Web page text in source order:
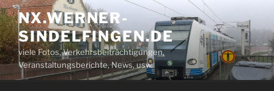
Zum
Inhalt
springen
NX.WERNER-
SINDELFINGEN.DE
viele Fotos, Verkehrsbeiträchtigungen,
Veranstaltungsberichte, News, usw.